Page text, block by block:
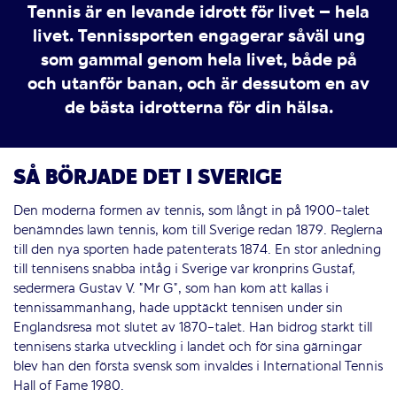
Tennis är en levande idrott för livet – hela
livet. Tennissporten engagerar såväl ung
som gammal genom hela livet, både på
och utanför banan, och är dessutom en av
de bästa idrotterna för din hälsa.
SÅ BÖRJADE DET I SVERIGE
Den moderna formen av tennis, som långt in på 1900-talet
benämndes lawn tennis, kom till Sverige redan 1879. Reglerna
till den nya sporten hade patenterats 1874. En stor anledning
till tennisens snabba intåg i Sverige var kronprins Gustaf,
sedermera Gustav V. ”Mr G”, som han kom att kallas i
tennissammanhang, hade upptäckt tennisen under sin
Englandsresa mot slutet av 1870-talet. Han bidrog starkt till
tennisens starka utveckling i landet och för sina gärningar
blev han den första svensk som invaldes i International Tennis
Hall of Fame 1980.